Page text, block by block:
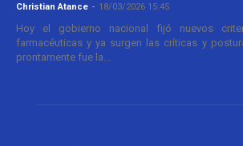
Christian Atance - 18/03/2026 15:45
Hoy el gobierno nacional fijó nuevos
farmacéuticas y ya surgen las críticas y
prontamente fue la...